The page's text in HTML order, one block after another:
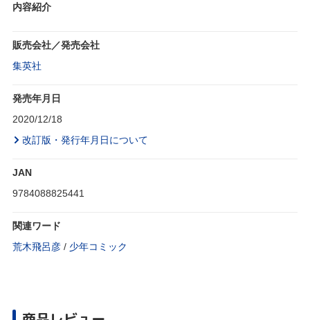
内容紹介
販売会社／発売会社
集英社
発売年月日
2020/12/18
改訂版・発行年月日について
JAN
9784088825441
関連ワード
荒木飛呂彦 / 少年コミック